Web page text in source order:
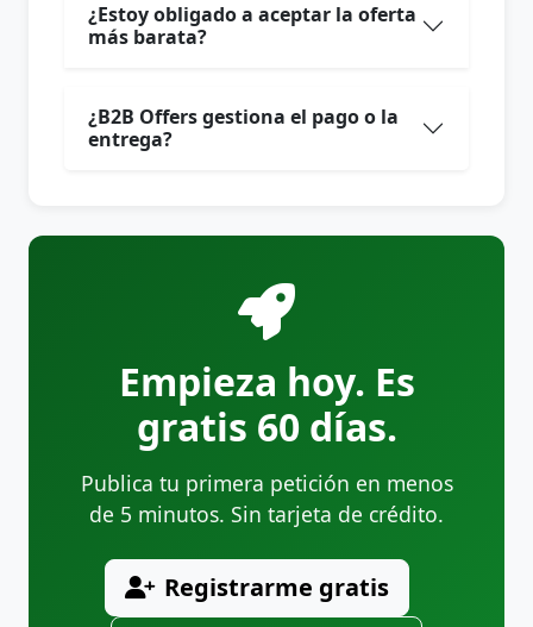
¿Estoy obligado a aceptar la oferta
más barata?
¿B2B Offers gestiona el pago o la
entrega?
Empieza hoy. Es
gratis 60 días.
Publica tu primera petición en menos
de 5 minutos. Sin tarjeta de crédito.
Registrarme gratis